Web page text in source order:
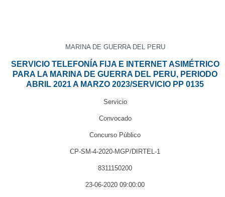
MARINA DE GUERRA DEL PERU
SERVICIO TELEFONÍA FIJA E INTERNET ASIMÉTRICO
PARA LA MARINA DE GUERRA DEL PERU, PERIODO
ABRIL 2021 A MARZO 2023/SERVICIO PP 0135
Servicio
Convocado
Concurso Público
CP-SM-4-2020-MGP/DIRTEL-1
8311150200
23-06-2020 09:00:00